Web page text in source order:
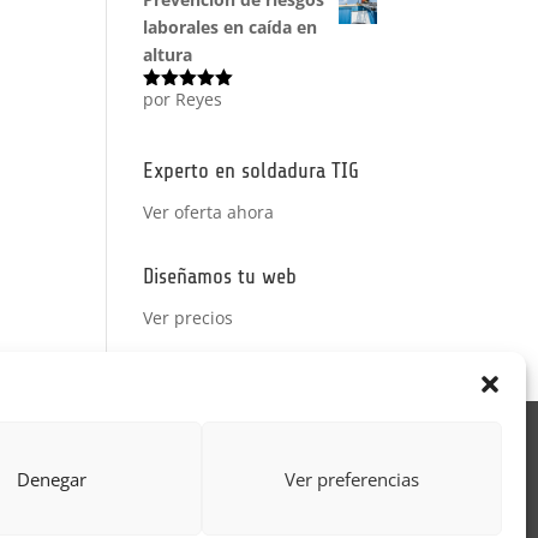
Denegar Ver preferencias
laborales en caída en
altura
Valorado
por Reyes
Experto en soldadura TIG
Ver oferta ahora
Diseñamos tu web
Ver precios
Formulario uso de imagen